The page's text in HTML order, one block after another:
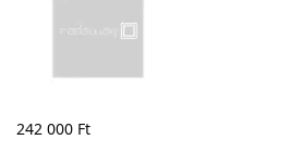
242 000 Ft